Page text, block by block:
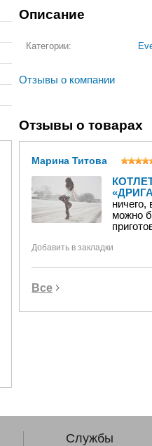
Описание
Категории:
Отзывы о компании
Отзывы о товарах
Марина Титова
ничего,
можно
Добавить в закладки
Все
Службы